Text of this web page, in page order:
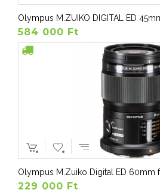
Olympus M.ZUIKO DIGITAL ED
584 000 Ft
Olympus M.Zuiko Digital ED 60mm
229 000 Ft